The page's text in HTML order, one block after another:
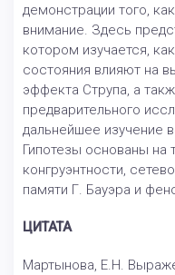
демонстрации того,
внимание. Здесь
котором изучается,
состояния влияют на
эффекта Струпа, а
предварительного
дальнейшее изучение
Гипотезы основаны на
конгруэнтности,
памяти Г. Бауэра и
ЦИТАТА
Мартынова, Е.Н.